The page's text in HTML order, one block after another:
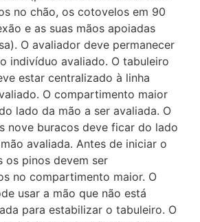
no chão, os cotovelos em 90
e as suas mãos apoiadas
O avaliador deve permanecer
indivíduo avaliado. O tabuleiro
estar centralizado à linha
O compartimento maior
lado da mão a ser avaliada. O
nove buracos deve ficar do lado
avaliada. Antes de iniciar o
os pinos devem ser
no compartimento maior. O
usar a mão que não está
para estabilizar o tabuleiro. O